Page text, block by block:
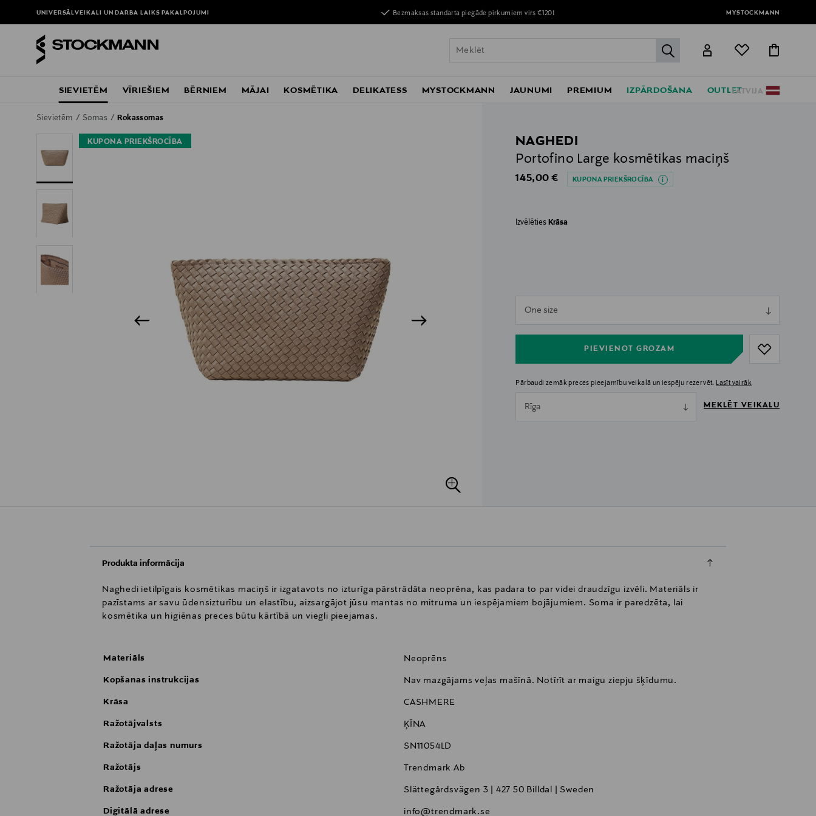
UNIVERSĀLVEIKALI UN DARBA LAIKSPAKALPOJUMI Bezmaksas standarta piegāde pirkumiem virs €120! MYSTOCKMANN
label.header.go
LATVIJA
SIEVIETĒM VĪRIEŠIEM BĒRNIEM MĀJAI KOSMĒTIKA DELIKATESS MYSTOCKMANN JAUNUMI PREMIUM IZPĀRDOŠANA OUTLET
Sievietēm Somas Rokassomas
KUPONA PRIEKŠROCĪBA
NAGHEDI
Portofino Large kosmētikas maciņš
Original Price
145,00 € KUPONA PRIEKŠROCĪBA
IzvēlētiesKrāsa
One size
PIEVIENOT GROZAM
null
Pārbaudi zemāk preces pieejamību veikalā un iespēju rezervēt. Lasīt vairāk
Rīga MEKLĒT VEIKALU
Produkta informācija
Naghedi ietilpīgais kosmētikas maciņš ir izgatavots no izturīga pārstrādāta neoprēna, kas padara to par videi draudzīgu izvēli. Materiāls ir
pazīstams ar savu ūdensizturību un elastību, aizsargājot jūsu mantas no mitruma un iespējamiem bojājumiem. Soma ir paredzēta, lai
kosmētika un higiēnas preces būtu kārtībā un viegli pieejamas.
Materiāls Neoprēns
Kopšanas instrukcijas Nav mazgājams veļas mašīnā. Notīrīt ar maigu ziepju šķīdumu.
Krāsa CASHMERE
Ražotājvalsts ĶĪNA
Ražotāja daļas numurs SN11054LD
Ražotājs Trendmark Ab
Ražotāja adrese Slättegårdsvägen 3 | 427 50 Billdal | Sweden
Digitālā adrese info@trendmark.se